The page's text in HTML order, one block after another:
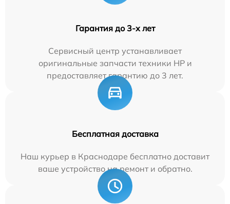
Гарантия до 3-х лет
Сервисный центр устанавливает
оригинальные запчасти техники HP и
предоставляет гарантию до 3 лет.
Бесплатная доставка
Наш курьер в Краснодаре бесплатно доставит
ваше устройство на ремонт и обратно.